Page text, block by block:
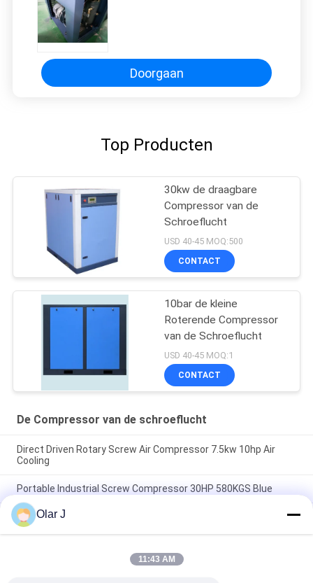
Doorgaan
Top Producten
30kw de draagbare
Compressor van de
Schroeflucht
USD 40-45 MOQ:500
CONTACT
10bar de kleine
Roterende Compressor
van de Schroeflucht
USD 40-45 MOQ:1
CONTACT
De Compressor van de schroeflucht
Direct Driven Rotary Screw Air Compressor 7.5kw 10hp Air
Cooling
Portable Industrial Screw Compressor 30HP 580KGS Blue
22kw de Compressor van de schroeflucht 30hp de Aandrijving
van de 10 barriem In drie stadia
populaire categorieën
Olar J
11:43 AM